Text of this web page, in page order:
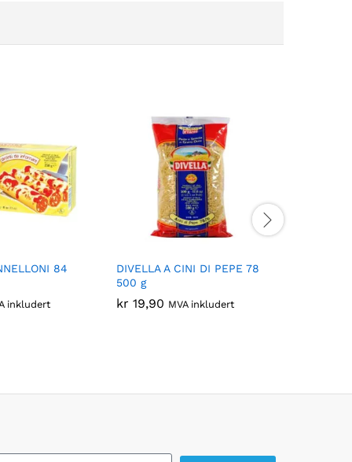
84
inkludert
DIVELLA A CINI DI PEPE 78
500 g
kr 19,90 MVA inkludert